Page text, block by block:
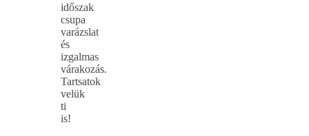
időszak
csupa
varázslat
és
izgalmas
várakozás.
Tartsatok
velük
ti
is!